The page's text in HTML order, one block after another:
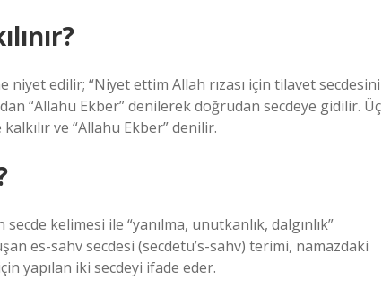
niyet edilir; “Niyet ettim Allah rızası için tilavet secdesini
“Allahu Ekber” denilerek doğrudan secdeye gidilir. Üç
ve “Allahu Ekber” denilir.
kelimesi ile “yanılma, unutkanlık, dalgınlık”
es-sahv secdesi (secdetu’s-sahv) terimi, namazdaki
yapılan iki secdeyi ifade eder.